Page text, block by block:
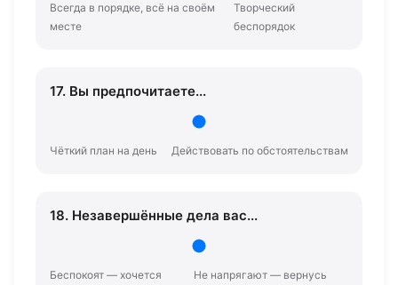
Всегда в порядке, всё на своём
месте
Творческий
беспорядок
17. Вы предпочитаете...
Чёткий план на день Действовать по обстоятельствам
18. Незавершённые дела вас...
Беспокоят — хочется Не напрягают — вернусь